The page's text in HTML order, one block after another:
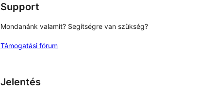
,
Support
Mondanánk valamit? Segítségre van szükség?
Támogatási fórum
Jelentés